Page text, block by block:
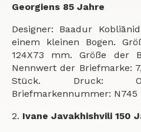
Georgiens 85 Jahre
Designer: Baadur
einem kleinen Bogen.
124X73 mm. Größe der
Nennwert der Briefmarke:
Stück. Druck:
Briefmarkennummer: N745
2. Ivane Javakhishvili 150